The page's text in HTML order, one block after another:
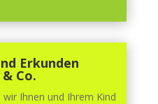
Erkunden
Co.
Ihnen und Ihrem Kind